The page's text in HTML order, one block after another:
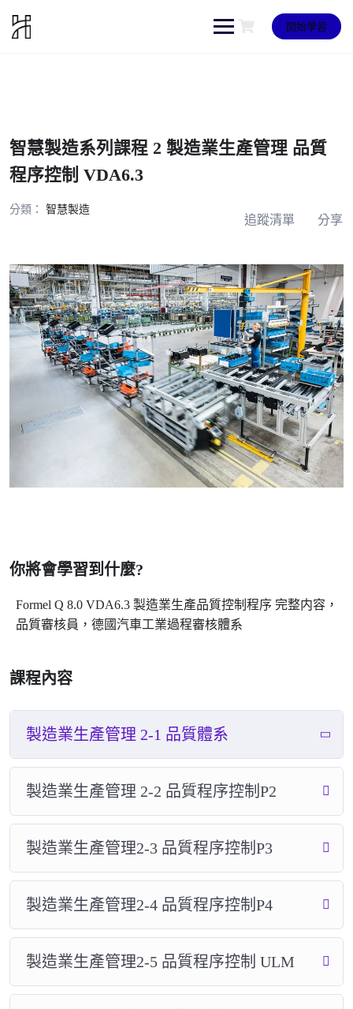
content
開始學習
智慧製造系列課程 2 製造業生產管理 品質
程序控制 VDA6.3
分類： 智慧製造
追蹤清單 分享
你將會學習到什麼?
Formel Q 8.0 VDA6.3 製造業生產品質控制程序 完整内容，
品質審核員，德國汽車工業過程審核體系
課程內容
製造業生產管理 2-1 品質體系
製造業生產管理 2-2 品質程序控制P2
製造業生產管理2-3 品質程序控制P3
製造業生產管理2-4 品質程序控制P4
製造業生產管理2-5 品質程序控制 ULM